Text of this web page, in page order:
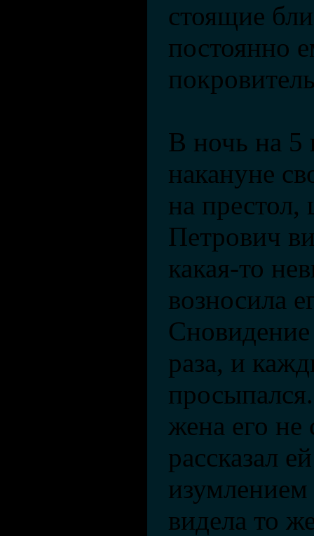
стоящие
постоянно
В ночь на 5
накануне
на престол,
Петрович
какая-то
возносила
раза, и
жена его не
рассказал
изумлением
видела то